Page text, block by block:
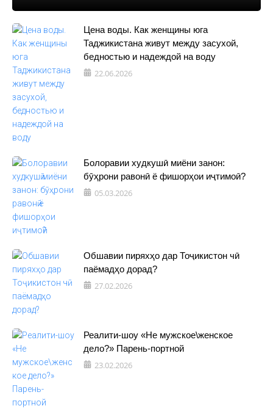
Цена воды. Как женщины юга
Таджикистана живут между засухой,
бедностью и надеждой на воду
22.06.2026
Болоравии худкушӣ миёни занон:
бӯҳрони равонӣ ё фишорҳои иҷтимоӣ?
05.03.2026
Обшавии пиряхҳо дар Тоҷикистон чӣ
паёмадҳо дорад?
27.02.2026
Реалити-шоу «Не мужское\женское
дело?» Парень-портной
23.02.2026